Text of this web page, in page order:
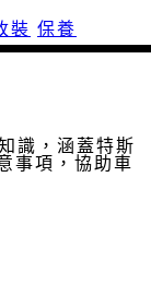
裝 保養
識，涵蓋特斯
事項，協助車